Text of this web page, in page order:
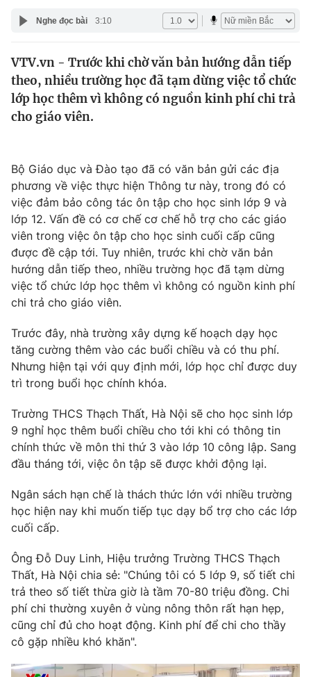
Y tế
Thế giới
Tin tức
Thế giới đó đây
Kinh tế
Thị trường
Góc doanh nghiệp
Truyền hình
Phim VTV
Hậu trường
Nhân vật
Khán giả
Giải sao mai
Giải trí
Điện ảnh
Âm nhạc
Đời sống
Du lịch
Làm đẹp
Chất lượng cuộc sống
Giáo dục
Tuyển sinh
Học trực tuyến
Công nghệ
Hitech Công nghệ tương lai
Sản phẩm
Thị trường
Tư vấn
Giao lưu trực tuyến
Lịch phát sóng
Emagazine Podcast
Photo
Video Shorts video
VTV Money VTV Thể thao
VTV Sức khoẻ Bất động sản
Nghe đọc bài 3:10
VTV.vn - Trước khi chờ văn bản hướng dẫn tiếp
theo, nhiều trường học đã tạm dừng việc tổ chức
lớp học thêm vì không có nguồn kinh phí chi trả
cho giáo viên.
Bộ Giáo dục và Đào tạo đã có văn bản gửi các địa
phương về việc thực hiện Thông tư này, trong đó có
việc đảm bảo công tác ôn tập cho học sinh lớp 9 và
lớp 12. Vấn đề có cơ chế cơ chế hỗ trợ cho các giáo
viên trong việc ôn tập cho học sinh cuối cấp cũng
được đề cập tới. Tuy nhiên, trước khi chờ văn bản
hướng dẫn tiếp theo, nhiều trường học đã tạm dừng
việc tổ chức lớp học thêm vì không có nguồn kinh phí
chi trả cho giáo viên.
Trước đây, nhà trường xây dựng kế hoạch dạy học
tăng cường thêm vào các buổi chiều và có thu phí.
Nhưng hiện tại với quy định mới, lớp học chỉ được duy
trì trong buổi học chính khóa.
Trường THCS Thạch Thất, Hà Nội sẽ cho học sinh lớp
9 nghỉ học thêm buổi chiều cho tới khi có thông tin
chính thức về môn thi thứ 3 vào lớp 10 công lập. Sang
đầu tháng tới, việc ôn tập sẽ được khởi động lại.
Ngân sách hạn chế là thách thức lớn với nhiều trường
học hiện nay khi muốn tiếp tục dạy bổ trợ cho các lớp
cuối cấp.
Ông Đỗ Duy Linh, Hiệu trưởng Trường THCS Thạch
Thất, Hà Nội chia sẻ: "Chúng tôi có 5 lớp 9, số tiết chi
trả theo số tiết thừa giờ là tầm 70-80 triệu đồng. Chi
phí chi thường xuyên ở vùng nông thôn rất hạn hẹp,
cũng chỉ đủ cho hoạt động. Kinh phí để chi cho thầy
cô gặp nhiều khó khăn".